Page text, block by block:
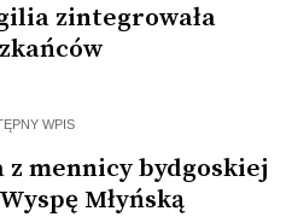
zintegrowała
WPIS
mennicy bydgoskiej
Młyńską